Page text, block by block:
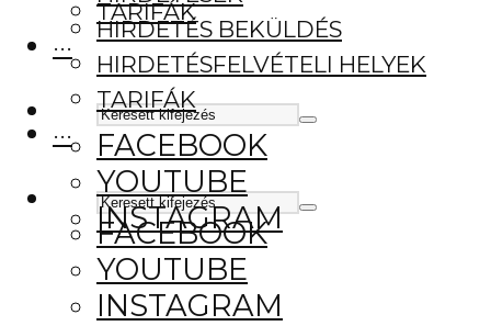
TARIFÁK
···
FACEBOOK
YOUTUBE
INSTAGRAM
HIRDETÉS BEKÜLDÉS
HIRDETÉSFELVÉTELI HELYEK
TARIFÁK
···
FACEBOOK
YOUTUBE
INSTAGRAM